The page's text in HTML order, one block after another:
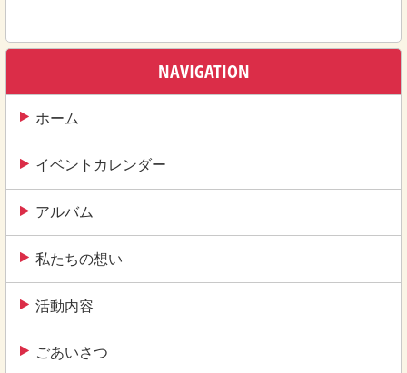
NAVIGATION
ホーム
イベントカレンダー
アルバム
私たちの想い
活動内容
ごあいさつ
ビ
ー
シ
ョ
ン